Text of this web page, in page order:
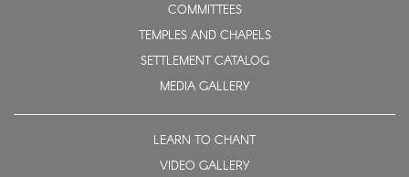
COMMITTEES
TEMPLES AND CHAPELS
SETTLEMENT CATALOG
MEDIA GALLERY
LEARN TO CHANT
VIDEO GALLERY